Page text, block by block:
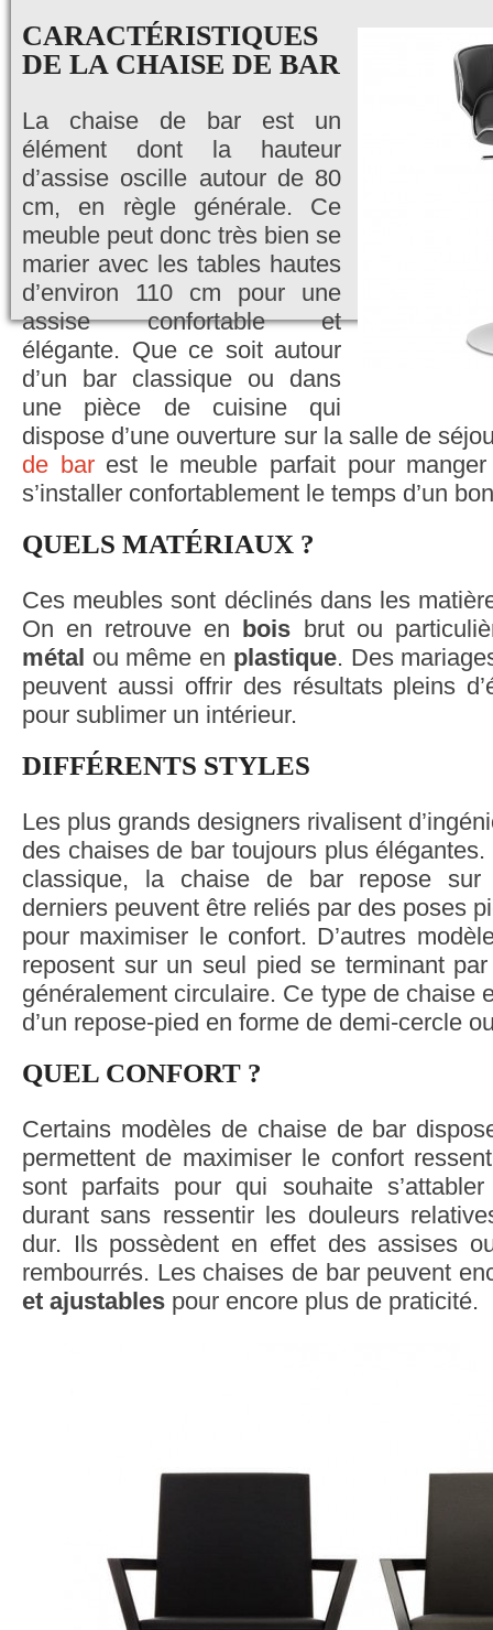
CARACTÉRISTIQUES
DE LA CHAISE DE BAR
La chaise de bar est un
élément dont la hauteur
d’assise oscille autour de 80
cm, en règle générale. Ce
meuble peut donc très bien se
marier avec les tables hautes
d’environ 110 cm pour une
assise confortable et
élégante. Que ce soit autour
d’un bar classique ou dans
une pièce de cuisine qui
dispose d’une ouverture sur la salle de
de barest le meuble parfait pour
s’installer confortablement le temps d’un
QUELS MATÉRIAUX ?
Ces meubles sont déclinés dans les
On en retrouve en bois brut ou
métal ou même en plastique. Des
peuvent aussi offrir des résultats pleins
pour sublimer un intérieur.
DIFFÉRENTS STYLES
Les plus grands designers rivalisent
des chaises de bar toujours plus
classique, la chaise de bar repose sur
derniers peuvent être reliés par des poses
pour maximiser le confort. D’autres
reposent sur un seul pied se terminant
généralement circulaire. Ce type de chaise
d’un repose-pied en forme de demi-cercle
QUEL CONFORT ?
Certains modèles de chaise de bar
permettent de maximiser le confort
sont parfaits pour qui souhaite
durant sans ressentir les douleurs
dur. Ils possèdent en effet des assises
rembourrés. Les chaises de bar peuvent
et ajustables pour encore plus de praticité.